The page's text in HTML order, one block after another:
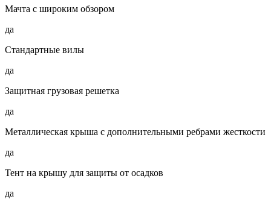
Мачта с широким обзором
да
Стандартные вилы
да
Защитная грузовая решетка
да
Металлическая крыша с дополнительными ребрами жесткости
да
Тент на крышу для защиты от осадков
да